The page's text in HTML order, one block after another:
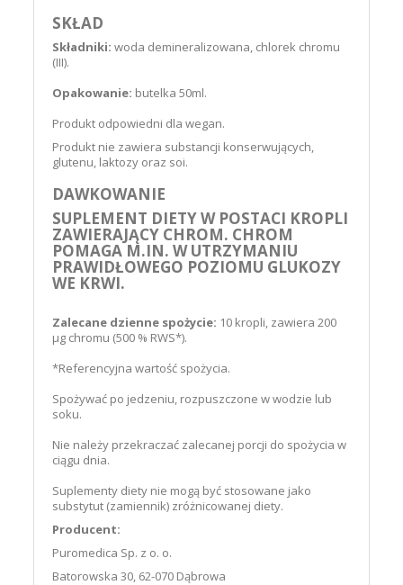
SKŁAD
Składniki: woda demineralizowana, chlorek chromu
(III).
Opakowanie: butelka 50ml.
Produkt odpowiedni dla wegan.
Produkt nie zawiera substancji konserwujących,
glutenu, laktozy oraz soi.
DAWKOWANIE
SUPLEMENT DIETY W POSTACI KROPLI
ZAWIERAJĄCY CHROM. CHROM
POMAGA M.IN. W UTRZYMANIU
PRAWIDŁOWEGO POZIOMU GLUKOZY
WE KRWI.
Zalecane dzienne spożycie: 10 kropli, zawiera 200
μg chromu (500 % RWS*).
*Referencyjna wartość spożycia.
Spożywać po jedzeniu, rozpuszczone w wodzie lub
soku.
Nie należy przekraczać zalecanej porcji do spożycia w
ciągu dnia.
Suplementy diety nie mogą być stosowane jako
substytut (zamiennik) zróżnicowanej diety.
Producent:
Puromedica Sp. z o. o.
Batorowska 30, 62-070 Dąbrowa